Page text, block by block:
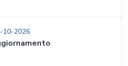
10-2026